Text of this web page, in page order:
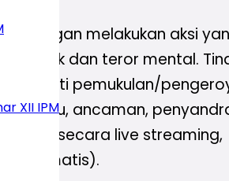
XII IPM
dengan melakukan aksi
fisik dan teror mental.
seperti pemukulan/
isu, ancaman,
secara live streaming,
(traumatis).